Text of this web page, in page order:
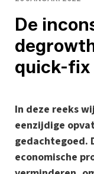
De
quick-fix
In deze reeks
eenzijdige
gedachtegoed.
economische